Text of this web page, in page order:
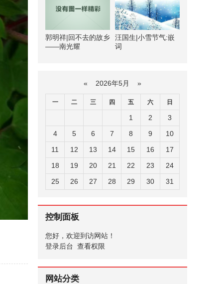
郭明祥|回不去的故乡
——南光耀
汪国生|小雪节气:嵌
词
« 2026年5月 »
一 二 三 四 五 六 日
1 2
3
4
5 6 7 8 9
10
11
12 13 14 15 16
17
18
19 20 21 22 23
24
25
26 27 28 29 30 31
控制面板
您好，欢迎到访网站！
登录后台 查看权限
网站分类